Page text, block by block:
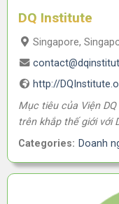
DQ Institute
Singapore,
http://
Mục tiêu của Viện
trên khắp thế giới với
Categories: Doanh